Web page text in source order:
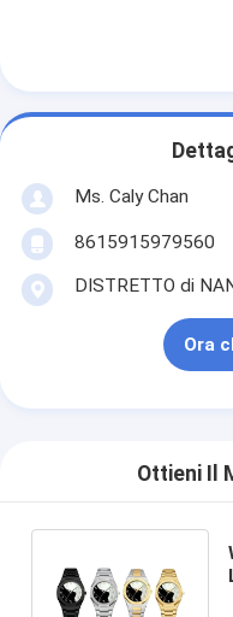
Ms. Caly Chan
8615915979560
DISTRETTO di
Ora
Ottieni Il